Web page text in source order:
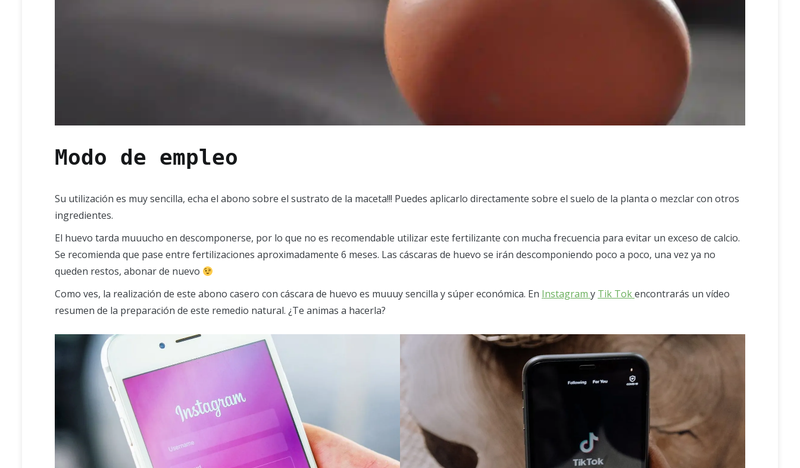
Modo de empleo
Su utilización es muy sencilla, echa el abono sobre el sustrato de la maceta!!! Puedes aplicarlo directamente sobre el suelo de la planta o mezclar con otros
ingredientes.
El huevo tarda muuucho en descomponerse, por lo que no es recomendable utilizar este fertilizante con mucha frecuencia para evitar un exceso de calcio.
Se recomienda que pase entre fertilizaciones aproximadamente 6 meses. Las cáscaras de huevo se irán descomponiendo poco a poco, una vez ya no
queden restos, abonar de nuevo
Como ves, la realización de este abono casero con cáscara de huevo es muuuy sencilla y súper económica. En Instagram y Tik Tokencontrarás un vídeo
resumen de la preparación de este remedio natural. ¿Te animas a hacerla?